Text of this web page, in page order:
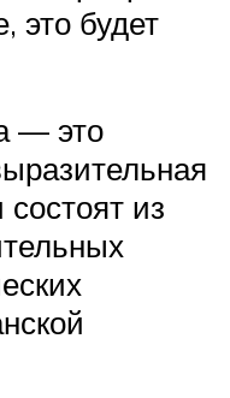
это будет
— это
из